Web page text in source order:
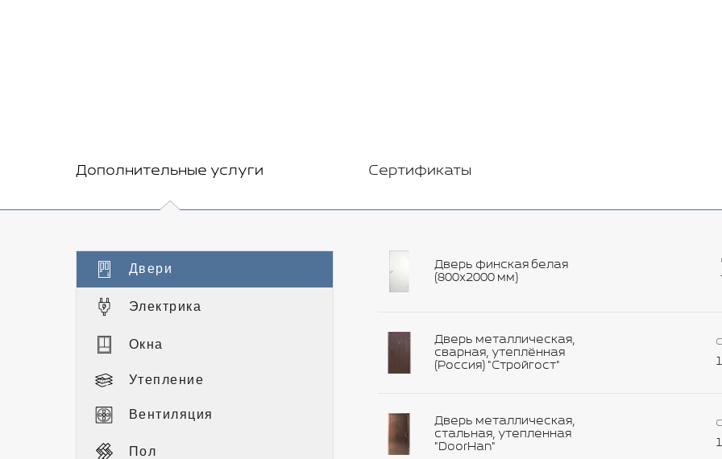
Дополнительные услуги Сертификаты
Двери
Электрика
Окна
Утепление
Вентиляция
Пол
Дверь финская белая
(800х2000 мм)
Дверь металлическая,
сварная, утеплённая
(Россия) "Стройгост"
Дверь металлическая,
стальная, утепленная
"DoorHan"